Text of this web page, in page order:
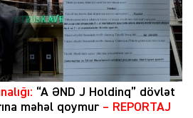
“A ƏND J Holdinq” dövlət
məhəl qoymur – REPORTAJ